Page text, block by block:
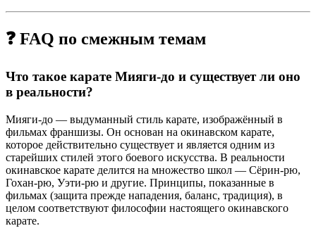
❓ FAQ по смежным темам
Что такое карате Мияги-до и существует ли оно
в реальности?
Мияги-до — выдуманный стиль карате, изображённый в
фильмах франшизы. Он основан на окинавском карате,
которое действительно существует и является одним из
старейших стилей этого боевого искусства. В реальности
окинавское карате делится на множество школ — Сёрин-рю,
Гохан-рю, Уэти-рю и другие. Принципы, показанные в
фильмах (защита прежде нападения, баланс, традиция), в
целом соответствуют философии настоящего окинавского
карате.